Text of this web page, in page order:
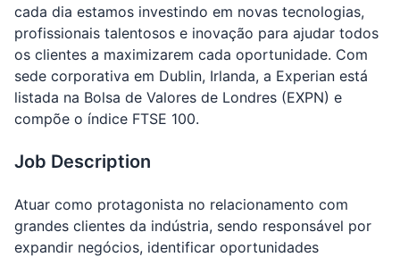
cada dia estamos investindo em novas tecnologias,
profissionais talentosos e inovação para ajudar todos
os clientes a maximizarem cada oportunidade. Com
sede corporativa em Dublin, Irlanda, a Experian está
listada na Bolsa de Valores de Londres (EXPN) e
compõe o índice FTSE 100.
Job Description
Atuar como protagonista no relacionamento com
grandes clientes da indústria, sendo responsável por
expandir negócios, identificar oportunidades